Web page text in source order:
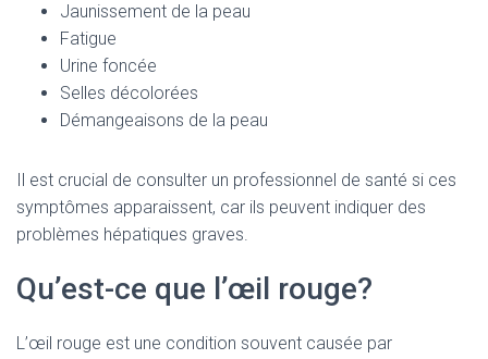
Jaunissement de la peau
Fatigue
Urine foncée
Selles décolorées
Démangeaisons de la peau
Il est crucial de consulter un professionnel de santé si ces
symptômes apparaissent, car ils peuvent indiquer des
problèmes hépatiques graves.
Qu’est-ce que l’œil rouge?
L’œil rouge est une condition souvent causée par